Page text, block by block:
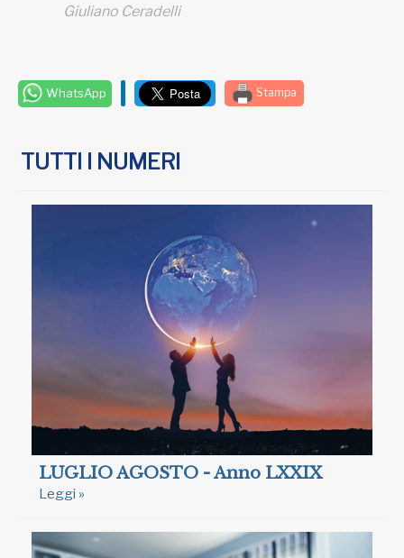
Giuliano Ceradelli
WhatsApp Stampa
TUTTI I NUMERI
LUGLIO AGOSTO - Anno LXXIX
Leggi »